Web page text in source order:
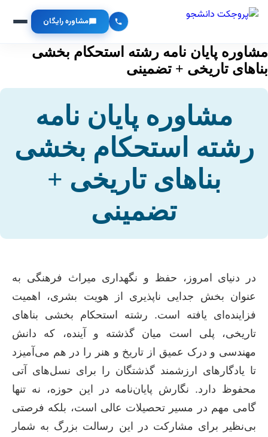
مشاوره رایگان
مشاوره پایان نامه رشته استحکام بخشی
بناهای تاریخی + تضمینی
مشاوره پایان نامه
رشته استحکام بخشی
بناهای تاریخی +
تضمینی
در دنیای امروز، حفظ و نگهداری میراث فرهنگی به
عنوان بخش جدایی ناپذیری از هویت بشری، اهمیت
فزاینده‌ای یافته است. رشته استحکام بخشی بناهای
تاریخی، پلی است میان گذشته و آینده، که دانش
مهندسی و درک عمیق از تاریخ و هنر را در هم می‌آمیزد
تا یادگارهای ارزشمند گذشتگان را برای نسل‌های آتی
محفوظ دارد. نگارش پایان‌نامه در این حوزه، نه تنها
گامی مهم در مسیر تحصیلات عالی است، بلکه فرصتی
بی‌نظیر برای مشارکت در این رسالت بزرگ به شمار